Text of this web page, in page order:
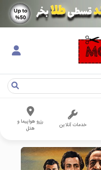
خدمات آنلاین
رزرو هواپیما و
هتل